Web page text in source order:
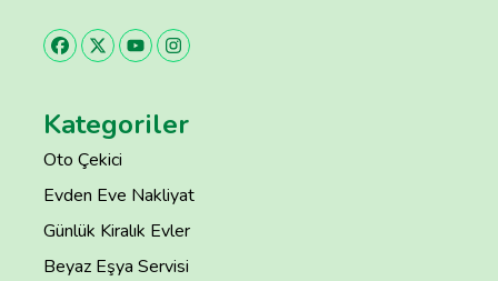
Kategoriler
Oto Çekici
Evden Eve Nakliyat
Günlük Kiralık Evler
Beyaz Eşya Servisi